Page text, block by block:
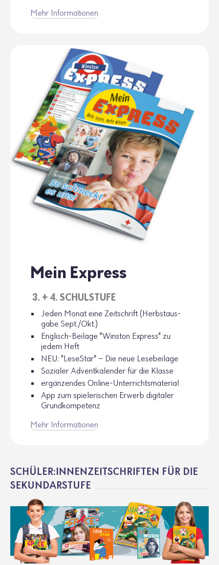
Mehr Infor­ma­tionen
Mein Express
3. + 4. SCHUL­STUFE
Jeden Monat eine Zeit­schrift (Herbst­aus­
gabe Sept./Okt.)
Englisch-Beilage "Winston Express" zu
jedem Heft
NEU: "Lese­Star" – Die neue Lese­bei­lage
Sozialer Advent­ka­lender für die Klasse
ergän­zendes Online-Unter­richts­ma­te­rial
App zum spie­le­ri­schen Erwerb digi­taler
Grund­kom­pe­tenz
Mehr Infor­ma­tionen
SCHÜLER:INNENZEITSCHRIFTEN FÜR DIE
SEKUNDARSTUFE